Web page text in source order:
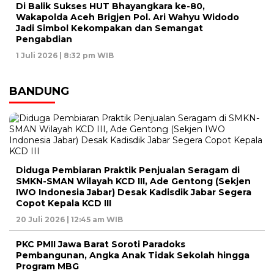
Di Balik Sukses HUT Bhayangkara ke-80,
Wakapolda Aceh Brigjen Pol. Ari Wahyu Widodo
Jadi Simbol Kekompakan dan Semangat
Pengabdian
1 Juli 2026 | 8:32 pm WIB
BANDUNG
Diduga Pembiaran Praktik Penjualan Seragam di
SMKN-SMAN Wilayah KCD III, Ade Gentong (Sekjen
IWO Indonesia Jabar) Desak Kadisdik Jabar Segera
Copot Kepala KCD III
20 Juli 2026 | 12:45 am WIB
PKC PMII Jawa Barat Soroti Paradoks
Pembangunan, Angka Anak Tidak Sekolah hingga
Program MBG